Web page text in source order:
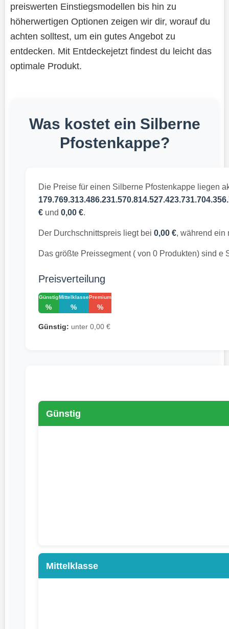
preiswerten Einstiegsmodellen bis hin zu
höherwertigen Optionen zeigen wir dir, worauf du
achten solltest, um ein gutes Angebot zu
entdecken. Mit Entdeckejetzt findest du leicht das
optimale Produkt.
Was kostet ein Silberne
Pfostenkappe?
Die Preise für einen Silberne Pfostenkappe liegen
€und 0,00 €.
Der Durchschnittspreis liegt bei 0,00 €, während ein
Das größte Preissegment ( von 0 Produkten) sind e
Preisverteilung
Günstig
%
Mittelklasse
%
Premium
%
Günstig: unter 0,00 €
Günstig
Mittelklasse